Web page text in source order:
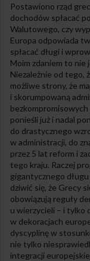
Postawiono rząd
dochodów spłacać
Walutowego, czy
Europa odpowiada
spłacać długi i
Moim zdaniem to nie
Niezależnie od tego,
możliwe strony, że
i skorumpowaną
ponieśli już i nadal
do drastycznego
w administracji, do
przez 5 lat reform i
tego kraju. Raczej
gigantycznego
dziwić się, że Grecy
obowiązują reguły
u wierzycieli – i tylko
w dekoracjach
dyscyplinę w
nie tylko
integracji